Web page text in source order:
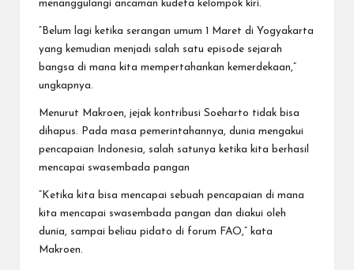
menanggulangi ancaman kudeta kelompok kiri.
“Belum lagi ketika serangan umum 1 Maret di Yogyakarta
yang kemudian menjadi salah satu episode sejarah
bangsa di mana kita mempertahankan kemerdekaan,”
ungkapnya.
Menurut Makroen, jejak kontribusi Soeharto tidak bisa
dihapus. Pada masa pemerintahannya, dunia mengakui
pencapaian Indonesia, salah satunya ketika kita berhasil
mencapai swasembada pangan
“Ketika kita bisa mencapai sebuah pencapaian di mana
kita mencapai swasembada pangan dan diakui oleh
dunia, sampai beliau pidato di forum FAO,” kata
Makroen.